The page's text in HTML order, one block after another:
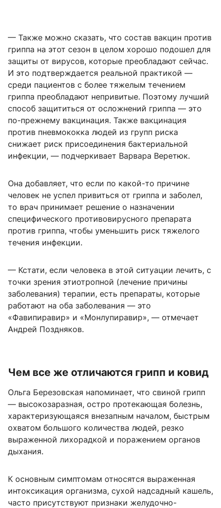
— Также можно сказать, что состав вакцин против
гриппа на этот сезон в целом хорошо подошел для
защиты от вирусов, которые преобладают сейчас.
И это подтверждается реальной практикой —
среди пациентов с более тяжелым течением
гриппа преобладают непривитые. Поэтому лучший
способ защититься от осложнений гриппа — это
по-прежнему вакцинация. Также вакцинация
против пневмококка людей из групп риска
снижает риск присоединения бактериальной
инфекции, — подчеркивает Варвара Веретюк.
Она добавляет, что если по какой-то причине
человек не успел привиться от гриппа и заболел,
то врач принимает решение о назначении
специфического противовирусного препарата
против гриппа, чтобы уменьшить риск тяжелого
течения инфекции.
— Кстати, если человека в этой ситуации лечить, с
точки зрения этиотропной (лечение причины
заболевания) терапии, есть препараты, которые
работают на оба заболевания — это
«Фавипиравир» и «Монлупиравир», — отмечает
Андрей Поздняков.
Чем все же отличаются грипп и ковид
Ольга Березовская напоминает, что свиной грипп
— высокозаразная, остро протекающая болезнь,
характеризующаяся внезапным началом, быстрым
охватом большого количества людей, резко
выраженной лихорадкой и поражением органов
дыхания.
К основным симптомам относятся выраженная
интоксикация организма, сухой надсадный кашель,
часто присутствуют признаки желудочно-